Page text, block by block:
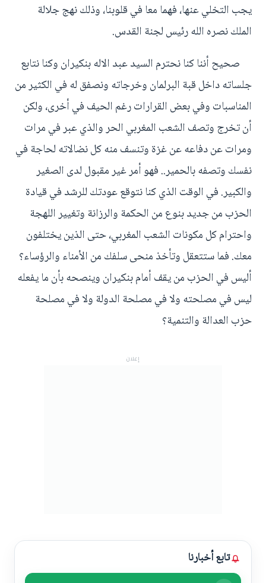
يجب التخلي عنها، فهما معا في قلوبنا، وذلك نهج جلالة
الملك نصره الله رئيس لجنة القدس.
صحيح أننا كنا نحترم السيد عبد الاله بنكيران وكنا نتابع
جلساته داخل قبة البرلمان وخرجاته ونصفق له في الكثير من
المناسبات وفي بعض القرارات رغم الحيف في أخرى، ولكن
أن تخرج وتصف الشعب المغربي الحر والذي عبر في مرات
ومرات عن دفاعه عن غزة وتنسف منه كل نضالاته لحاجة في
نفسك وتصفه بالحمير.. فهو أمر غير مقبول لدى الصغير
والكبير. في الوقت الذي كنا نتوقع عودتك للرشد في قيادة
الحزب من جديد بنوع من الحكمة والرزانة وتغيير اللهجة
واحترام كل مكونات الشعب المغربي، حتى الذين يختلفون
معك. فما ستتعقل وتأخذ منحى سلفك من الأمناء والرؤساء؟
أليس في الحزب من يقف أمام بنكيران وينصحه بأن ما يفعله
ليس في مصلحته ولا في مصلحة الدولة ولا في مصلحة
حزب العدالة والتنمية؟
إعلان
تابع أخبارنا